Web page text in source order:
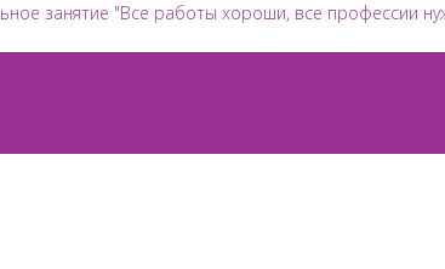
занятие "Все работы хороши, все профессии